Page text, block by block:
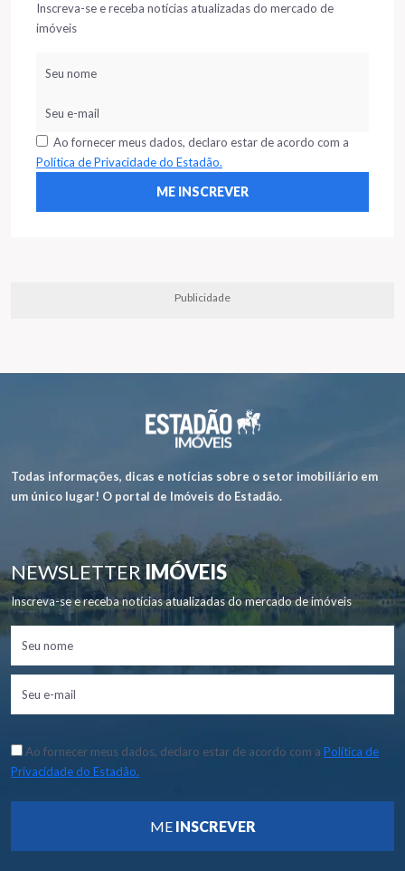
Inscreva-se e receba notícias atualizadas do mercado de
imóveis
Ao fornecer meus dados, declaro estar de acordo com a
Política de Privacidade do Estadão.
Publicidade
Todas informações, dicas e notícias sobre o setor imobiliário em
um único lugar! O portal de Imóveis do Estadão.
NEWSLETTERIMÓVEIS
Inscreva-se e receba notícias atualizadas do mercado de imóveis
Ao fornecer meus dados, declaro estar de acordo com a Política de
Privacidade do Estadão.
ME INSCREVER